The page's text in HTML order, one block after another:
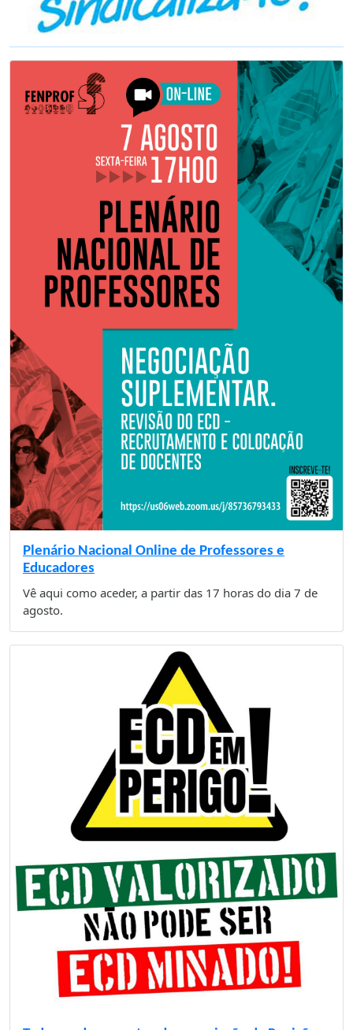
Plenário Nacional Online de Professores e
Educadores
Vê aqui como aceder, a partir das 17 horas do dia 7 de
agosto.